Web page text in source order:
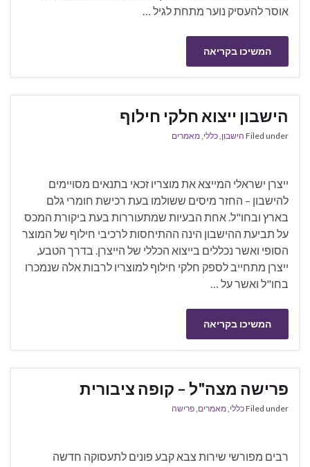
אוסר להעסיק נוער מתחת לגיל …
המשיכו בקריאה
הישבון ייצוא חלקי חילוף
Filed under הישבון,כללי,מאמרים
ייצרן ישראלי המייצא את מוצריו זכאי בתנאים מסויימים
להישבון – החזר מיסים ששולמו בעת רכישת חומרי גלם
בארץ ובחו"ל. אחת הבעיות שמתעוררות בעת ביקורת המכס
על תביעת ההישבון הינה ההתיחסות לרכיבי חילוף של המוצר
הסופי ואשר נכללים בייצוא הכללי של הייצרן. בדרך הטבע,
ייצרן מתחייב לספק חלקי חילוף למוצריו לרבות אלה שנמכרו
בחו"ל ואשר על …
המשיכו בקריאה
פרישה מצה"ל – קופה ציבורית
Filed underכללי,מאמרים,פרישה
רבים מפורשי שירות צבא קבע פונים לתעסוקה חדשה